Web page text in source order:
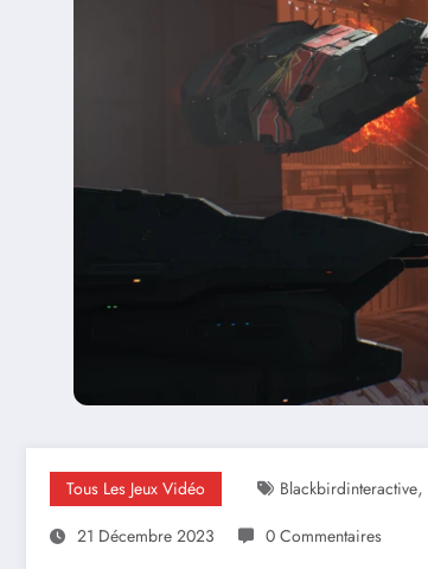
Tous Les Jeux Vidéo Blackbirdinteractive,
21 Décembre 2023
0 Commentaires